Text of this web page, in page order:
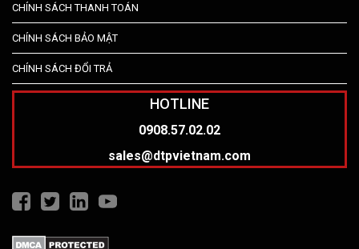
CHÍNH SÁCH THANH TOÁN
CHÍNH SÁCH BẢO MẬT
CHÍNH SÁCH ĐỔI TRẢ
HOTLINE
0908.57.02.02
sales@dtpvietnam.com